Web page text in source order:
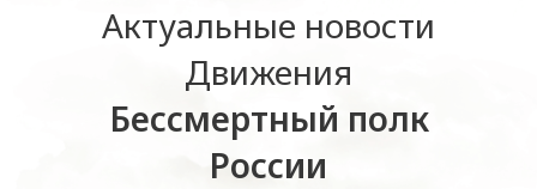
Актуальные новости
Движения
Бессмертный полк
России